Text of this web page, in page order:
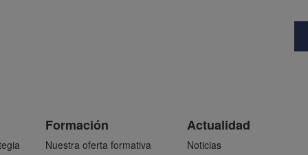
Formación
Nuestra oferta formativa
Actualidad
Noticias